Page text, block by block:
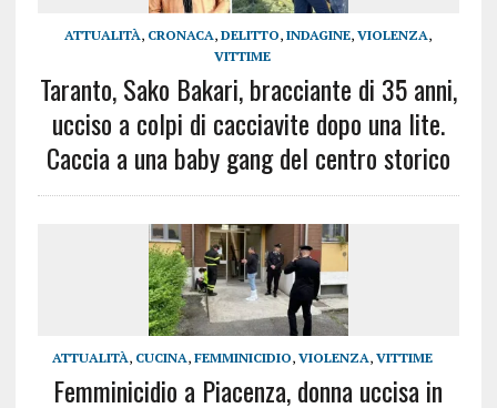
ATTUALITÀ, CRONACA,DELITTO,INDAGINE,VIOLENZA,
VITTIME
Taranto, Sako Bakari, bracciante di 35 anni,
ucciso a colpi di cacciavite dopo una lite.
Caccia a una baby gang del centro storico
ATTUALITÀ, CUCINA,FEMMINICIDIO,VIOLENZA,VITTIME
Femminicidio a Piacenza, donna uccisa in